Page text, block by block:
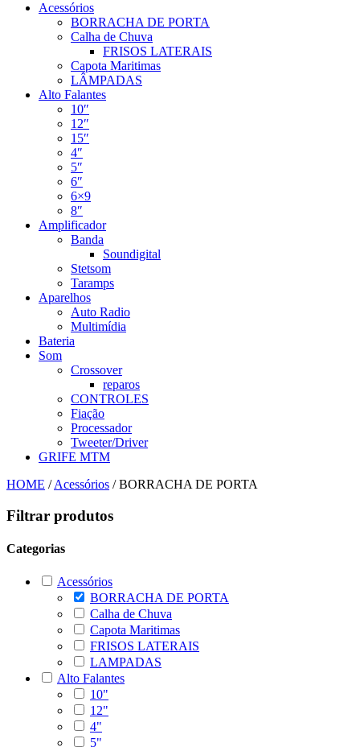
Acessórios
BORRACHA DE PORTA
Calha de Chuva
FRISOS LATERAIS
Capota Maritimas
LÂMPADAS
Alto Falantes
10″
12″
15″
4″
5″
6″
6×9
8″
Amplificador
Banda
Soundigital
Stetsom
Taramps
Aparelhos
Auto Radio
Multimídia
Bateria
Som
Crossover
reparos
CONTROLES
Fiação
Processador
Tweeter/Driver
GRIFE MTM
HOME /Acessórios /BORRACHA DE PORTA
Filtrar produtos
Categorias
Acessórios
BORRACHA DE PORTA
Calha de Chuva
Capota Maritimas
FRISOS LATERAIS
LAMPADAS
Alto Falantes
10"
12"
4"
5"